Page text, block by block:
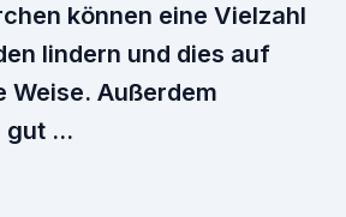
können eine Vielzahl
lindern und dies auf
Weise. Außerdem
gut …